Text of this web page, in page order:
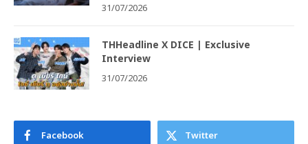
31/07/2026
THHeadline X DICE | Exclusive
Interview
31/07/2026
Facebook Twitter